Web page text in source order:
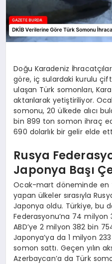
Doğu Karadeniz
göre, iç sulardaki kurulu
ulaşan Türk somonları,
aktarılarak yetiştiriliyor.
somonu, 20 ülkede alıcı
bin 899 ton somon ihraç
690 dolarlık bir gelir elde
Rusya
Japonya Başı
Ocak-mart döneminde en
yapan ülkeler sırasıyla
Japonya oldu. Türkiye, bu
Federasyonu’na 74
ABD’ye 2 milyon 382 bin
Japonya’ya da 1 milyon
somon sattı. Geçen yılın
Azerbaycan’a da Türk